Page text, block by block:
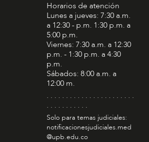
Horarios de atención
Lunes a jueves: 7:30 a.m.
a 12:30 - p.m. 1:30 p.m. a
5:00 p.m.
Viernes: 7:30 a.m. a 12:30
p.m. - 1:30 p.m. a 4:30
p.m.
Sábados: 8:00 a.m. a
12:00 m.
. . . . . . . . . . . . . . . . . . . . . . .
. . . . . . . . . . .
Solo para temas judiciales:
notificacionesjudiciales.med
@upb.edu.co